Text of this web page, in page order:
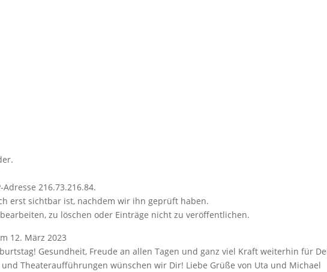
216.73.216.84.
erst sichtbar ist, nachdem wir ihn geprüft haben.
zu löschen oder Einträge nicht zu veröffentlichen.
12. März 2023
Gesundheit, Freude an allen Tagen und ganz viel Kraft weiterhin für
Theateraufführungen wünschen wir Dir! Liebe Grüße von Uta und Michael